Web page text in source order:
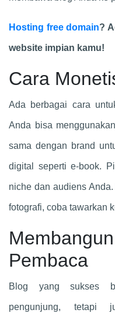
Hosting free domain?
website impian kamu!
Cara
Ada berbagai cara
Anda bisa
sama dengan brand
digital seperti e-book.
niche dan audiens
fotografi, coba tawarkan
Pembaca
Blog yang sukses
pengunjung, tetapi